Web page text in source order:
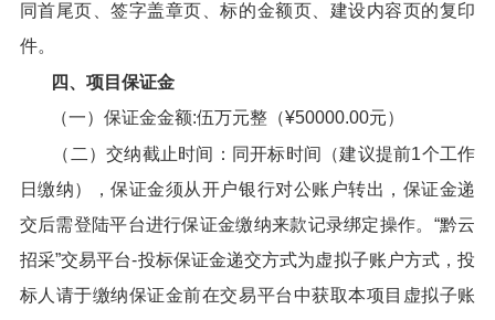
同首尾页、签字盖章页、标的金额页、建设内容页的复印
件。
四、项目保证金
（一）保证金金额:伍万元整（¥50000.00元）
（二）交纳截止时间：同开标时间（建议提前1个工作
日缴纳），保证金须从开户银行对公账户转出，保证金递
交后需登陆平台进行保证金缴纳来款记录绑定操作。“黔云
招采”交易平台-投标保证金递交方式为虚拟子账户方式，投
标人请于缴纳保证金前在交易平台中获取本项目虚拟子账